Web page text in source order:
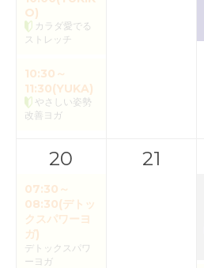
O)
カラダ愛でる
ストレッチ
10:30～
11:30(YUKA)
やさしい姿勢
改善ヨガ
20
07:30～
08:30(デトッ
クスパワーヨ
ガ)
デトックスパワ
ーヨガ
21